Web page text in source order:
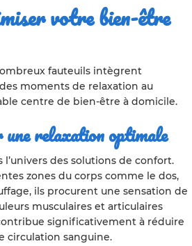
votre bien-être
fauteuils intègrent
moments de relaxation au
centre de bien-être à domicile.
une relaxation optimale
des solutions de confort.
zones du corps comme le dos,
ils procurent une sensation de
musculaires et articulaires
significativement à réduire
circulation sanguine.